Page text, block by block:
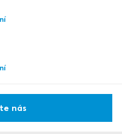
nás